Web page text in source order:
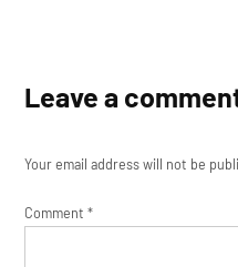
Leave a
Your email address will not be
Comment*